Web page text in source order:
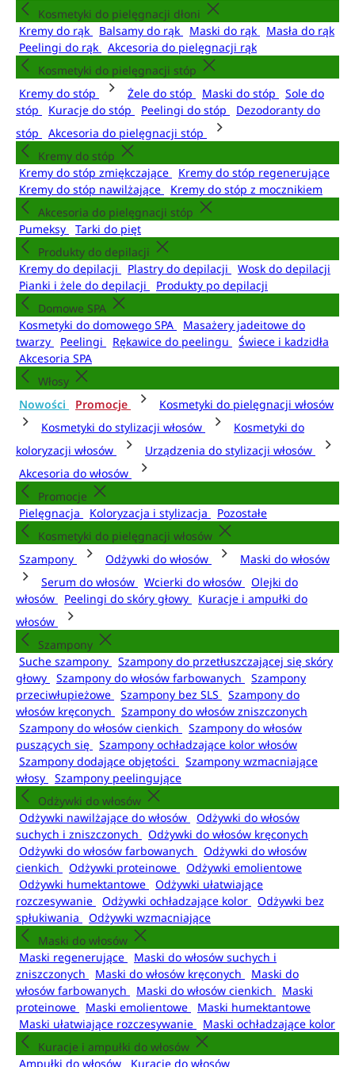
Kosmetyki do pielęgnacji dłoni
Kremy do rąk
Balsamy do rąk Maski do rąk
Masła do rąk
Peelingi do rąk
Akcesoria do pielęgnacji rąk
Kosmetyki do pielęgnacji stóp
Kremy do stóp
Żele do stóp Maski do stóp
Sole do
stóp
Kuracje do stóp Peelingi do stóp
Dezodoranty do
stóp
Akcesoria do pielęgnacji stóp
Kremy do stóp
Kremy do stóp zmiękczające
Kremy do stóp regenerujące
Kremy do stóp nawilżające
Kremy do stóp z mocznikiem
Akcesoria do pielęgnacji stóp
Pumeksy
Tarki do pięt
Produkty do depilacji
Kremy do depilacji
Plastry do depilacji
Wosk do depilacji
Pianki i żele do depilacji
Produkty po depilacji
Domowe SPA
Kosmetyki do domowego SPA
Masażery jadeitowe do
twarzy
Peelingi Rękawice do peelingu
Świece i kadzidła
Akcesoria SPA
Włosy
Nowości
Promocje
Kosmetyki do pielęgnacji włosów
Kosmetyki do stylizacji włosów
Kosmetyki do
koloryzacji włosów
Urządzenia do stylizacji włosów
Akcesoria do włosów
Promocje
Pielęgnacja
Koloryzacja i stylizacja
Pozostałe
Kosmetyki do pielęgnacji włosów
Szampony
Odżywki do włosów
Maski do włosów
Serum do włosów
Wcierki do włosów
Olejki do
włosów
Peelingi do skóry głowy
Kuracje i ampułki do
włosów
Szampony
Suche szampony
Szampony do przetłuszczającej się skóry
głowy
Szampony do włosów farbowanych
Szampony
przeciwłupieżowe
Szampony bez SLS
Szampony do
włosów kręconych
Szampony do włosów zniszczonych
Szampony do włosów cienkich
Szampony do włosów
puszących się
Szampony ochładzające kolor włosów
Szampony dodające objętości
Szampony wzmacniające
włosy
Szampony peelingujące
Odżywki do włosów
Odżywki nawilżające do włosów
Odżywki do włosów
suchych i zniszczonych
Odżywki do włosów kręconych
Odżywki do włosów farbowanych
Odżywki do włosów
cienkich
Odżywki proteinowe
Odżywki emolientowe
Odżywki humektantowe
Odżywki ułatwiające
rozczesywanie
Odżywki ochładzające kolor
Odżywki bez
spłukiwania
Odżywki wzmacniające
Maski do włosów
Maski regenerujące
Maski do włosów suchych i
zniszczonych
Maski do włosów kręconych
Maski do
włosów farbowanych
Maski do włosów cienkich
Maski
proteinowe
Maski emolientowe
Maski humektantowe
Maski ułatwiające rozczesywanie
Maski ochładzające kolor
Kuracje i ampułki do włosów
Ampułki do włosów
Kuracje do włosów